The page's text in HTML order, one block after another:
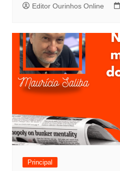
Editor Ourinhos Online
Principal